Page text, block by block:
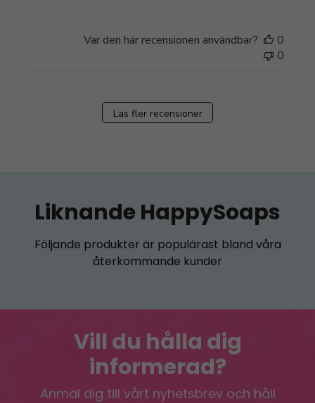
Var den här recensionen användbar?
0
0
Läs fler recensioner
Liknande HappySoaps
Följande produkter är populärast bland våra
återkommande kunder
Vill du hålla dig
informerad?
Anmäl dig till vårt nyhetsbrev och håll